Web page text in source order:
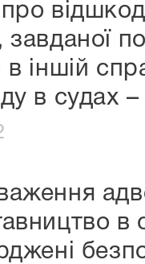
про
в іншій
в
в